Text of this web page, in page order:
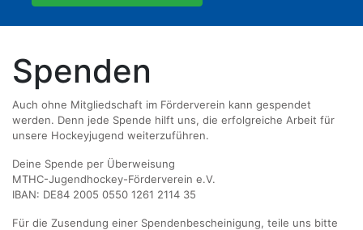
Spenden
Auch ohne Mitgliedschaft im Förderverein kann gespendet
werden. Denn jede Spende hilft uns, die erfolgreiche Arbeit für
unsere Hockeyjugend weiterzuführen.
Deine Spende per Überweisung
MTHC-Jugendhockey-Förderverein e.V.
IBAN: DE84 2005 0550 1261 2114 35
Für die Zusendung einer Spendenbescheinigung, teile uns bitte